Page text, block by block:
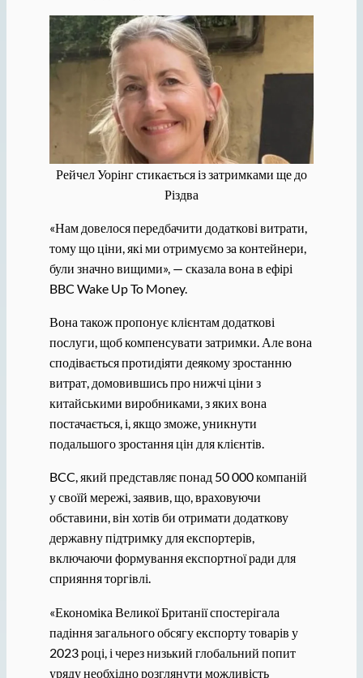
Рейчел Уорінг стикається із затримками ще до
Різдва
«Нам довелося передбачити додаткові витрати,
тому що ціни, які ми отримуємо за контейнери,
були значно вищими», — сказала вона в ефірі
BBC Wake Up To Money.
Вона також пропонує клієнтам додаткові
послуги, щоб компенсувати затримки. Але вона
сподівається протидіяти деякому зростанню
витрат, домовившись про нижчі ціни з
китайськими виробниками, з яких вона
постачається, і, якщо зможе, уникнути
подальшого зростання цін для клієнтів.
BCC, який представляє понад 50 000 компаній
у своїй мережі, заявив, що, враховуючи
обставини, він хотів би отримати додаткову
державну підтримку для експортерів,
включаючи формування експортної ради для
сприяння торгівлі.
«Економіка Великої Британії спостерігала
падіння загального обсягу експорту товарів у
2023 році, і через низький глобальний попит
уряду необхідно розглянути можливість